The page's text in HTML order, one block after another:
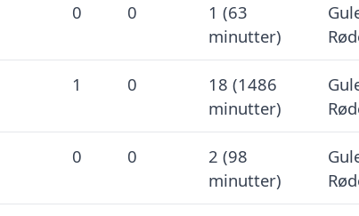
0 0
1 (63
minutter)
1 0
18 (1486
minutter)
0 0
2 (98
minutter)